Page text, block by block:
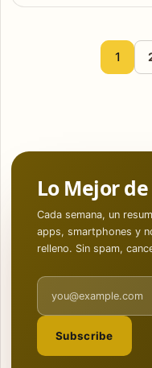
1
Lo Mejor
Cada semana, un
apps, smartphones y
relleno. Sin spam,
Email address
Subscribe